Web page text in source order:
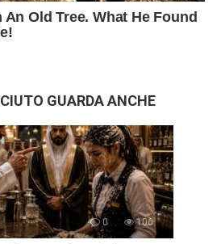
GUARDA ANCHE
0 106